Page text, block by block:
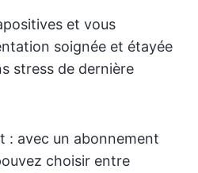
et vous
soignée et étayée
stress de dernière
: avec un abonnement
choisir entre